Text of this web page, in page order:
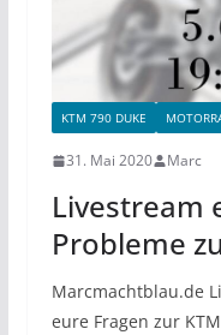
KTM 790 DUKE
31. Mai 2020 Marc
Livestream
Probleme
Marcmachtblau.de
eure Fragen zur